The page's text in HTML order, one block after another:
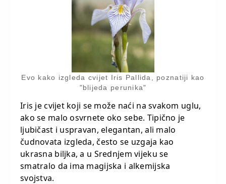
Evo kako izgleda cvijet Iris Pallida, poznatiji kao
"blijeda perunika"
Iris je cvijet koji se može naći na svakom uglu,
ako se malo osvrnete oko sebe. Tipično je
ljubičast i uspravan, elegantan, ali malo
čudnovata izgleda, često se uzgaja kao
ukrasna biljka, a u Srednjem vijeku se
smatralo da ima magijska i alkemijska
svojstva.